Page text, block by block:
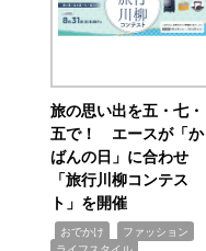
旅の思い出を五・七・
五で！ エースが「か
ばんの日」に合わせ
「旅行川柳コンテス
ト」を開催
おでかけ ファッション